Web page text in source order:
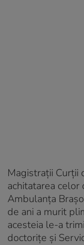
Magistraţii Curţii
achitatarea
Ambulanţa
de ani a murit
acesteia le-a
doctoriţe şi